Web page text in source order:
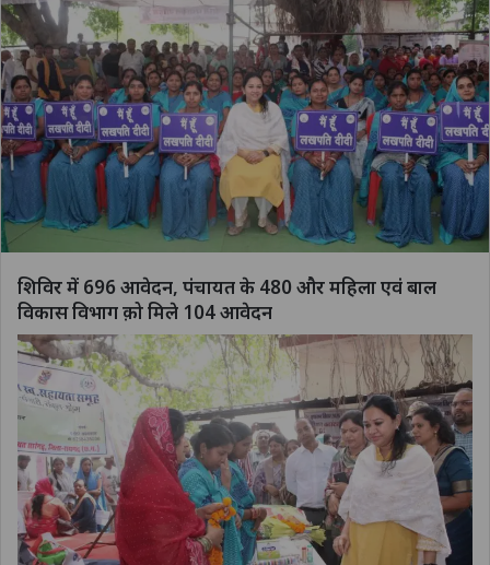
शिविर में 696 आवेदन, पंचायत के 480 और महिला एवं बाल
विकास विभाग क़ो मिले 104 आवेदन